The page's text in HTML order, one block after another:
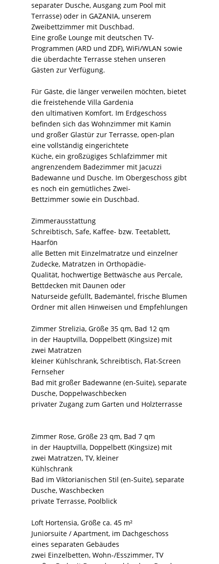
separater Dusche, Ausgang zum Pool mit
Terrasse) oder in GAZANIA, unserem
Zweibettzimmer mit Duschbad.
Eine große Lounge mit deutschen TV-
Programmen (ARD und ZDF), WiFi/WLAN sowie
die überdachte Terrasse stehen unseren
Gästen zur Verfügung.
Für Gäste, die länger verweilen möchten, bietet
die freistehende Villa Gardenia
den ultimativen Komfort. Im Erdgeschoss
befinden sich das Wohnzimmer mit Kamin
und großer Glastür zur Terrasse, open-plan
eine vollständig eingerichtete
Küche, ein großzügiges Schlafzimmer mit
angrenzendem Badezimmer mit Jacuzzi
Badewanne und Dusche. Im Obergeschoss gibt
es noch ein gemütliches Zwei-
Bettzimmer sowie ein Duschbad.
Zimmerausstattung
Schreibtisch, Safe, Kaffee- bzw. Teetablett,
Haarfön
alle Betten mit Einzelmatratze und einzelner
Zudecke, Matratzen in Orthopädie-
Qualität, hochwertige Bettwäsche aus Percale,
Bettdecken mit Daunen oder
Naturseide gefüllt, Bademäntel, frische Blumen
Ordner mit allen Hinweisen und Empfehlungen
Zimmer Strelizia, Größe 35 qm, Bad 12 qm
in der Hauptvilla, Doppelbett (Kingsize) mit
zwei Matratzen
kleiner Kühlschrank, Schreibtisch, Flat-Screen
Fernseher
Bad mit großer Badewanne (en-Suite), separate
Dusche, Doppelwaschbecken
privater Zugang zum Garten und Holzterrasse
Zimmer Rose, Größe 23 qm, Bad 7 qm
in der Hauptvilla, Doppelbett (Kingsize) mit
zwei Matratzen, TV, kleiner
Kühlschrank
Bad im Viktorianischen Stil (en-Suite), separate
Dusche, Waschbecken
private Terrasse, Poolblick
Loft Hortensia, Größe ca. 45 m²
Juniorsuite / Apartment, im Dachgeschoss
eines separaten Gebäudes
zwei Einzelbetten, Wohn-/Esszimmer, TV